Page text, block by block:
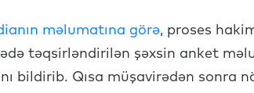
məlumatına görə, proses
təqsirləndirilən şəxsin anket
bildirib. Qısa müşavirədən sonra